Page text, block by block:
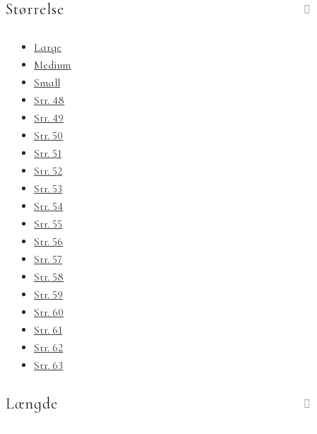
Størrelse
Large
Medium
Small
Str. 48
Str. 49
Str. 50
Str. 51
Str. 52
Str. 53
Str. 54
Str. 55
Str. 56
Str. 57
Str. 58
Str. 59
Str. 60
Str. 61
Str. 62
Str. 63
Længde